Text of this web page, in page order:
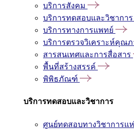
บริการสังคม
บริการทดสอบและวิชาการ
บริการทางการแพทย์
บริการตรวจวิเคราะห์คุณ
สารสนเทศและการสื่อสาร
พื้นที่สร้างสรรค์
พิพิธภัณฑ์
บริการทดสอบและวิชาการ
ศูนย์ทดสอบทางวิชาการแ